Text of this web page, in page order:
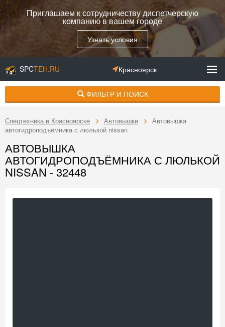
Приглашаем к сотрудничеству диспетчерскую
компанию в вашем городе
Узнать условия
SPCTEH.RU Красноярск
ФИЛЬТР И ПОИСК
Спецтехника в Красноярске Автовышки
Автовышка
автогидроподъёмника с люлькой nissan
АВТОВЫШКА
АВТОГИДРОПОДЪЁМНИКА С ЛЮЛЬКОЙ
NISSAN - 32448